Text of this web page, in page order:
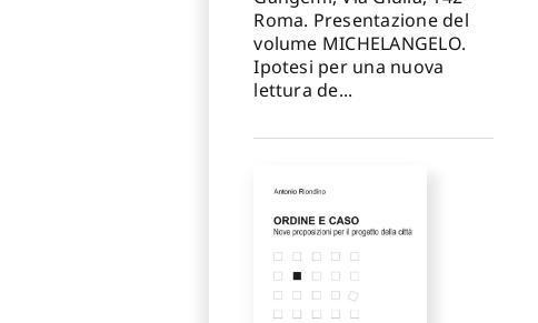
Roma. Presentazione del
volume MICHELANGELO.
Ipotesi per una nuova
lettura de...